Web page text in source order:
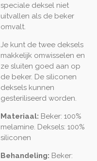
speciale deksel niet
uitvallen als de beker
omvalt.
Je kunt de twee deksels
makkelijk omwisselen en
ze sluiten goed aan op
de beker. De siliconen
deksels kunnen
gesteriliseerd worden.
Materiaal: Beker: 100%
melamine. Deksels: 100%
siliconen
Behandeling: Beker: